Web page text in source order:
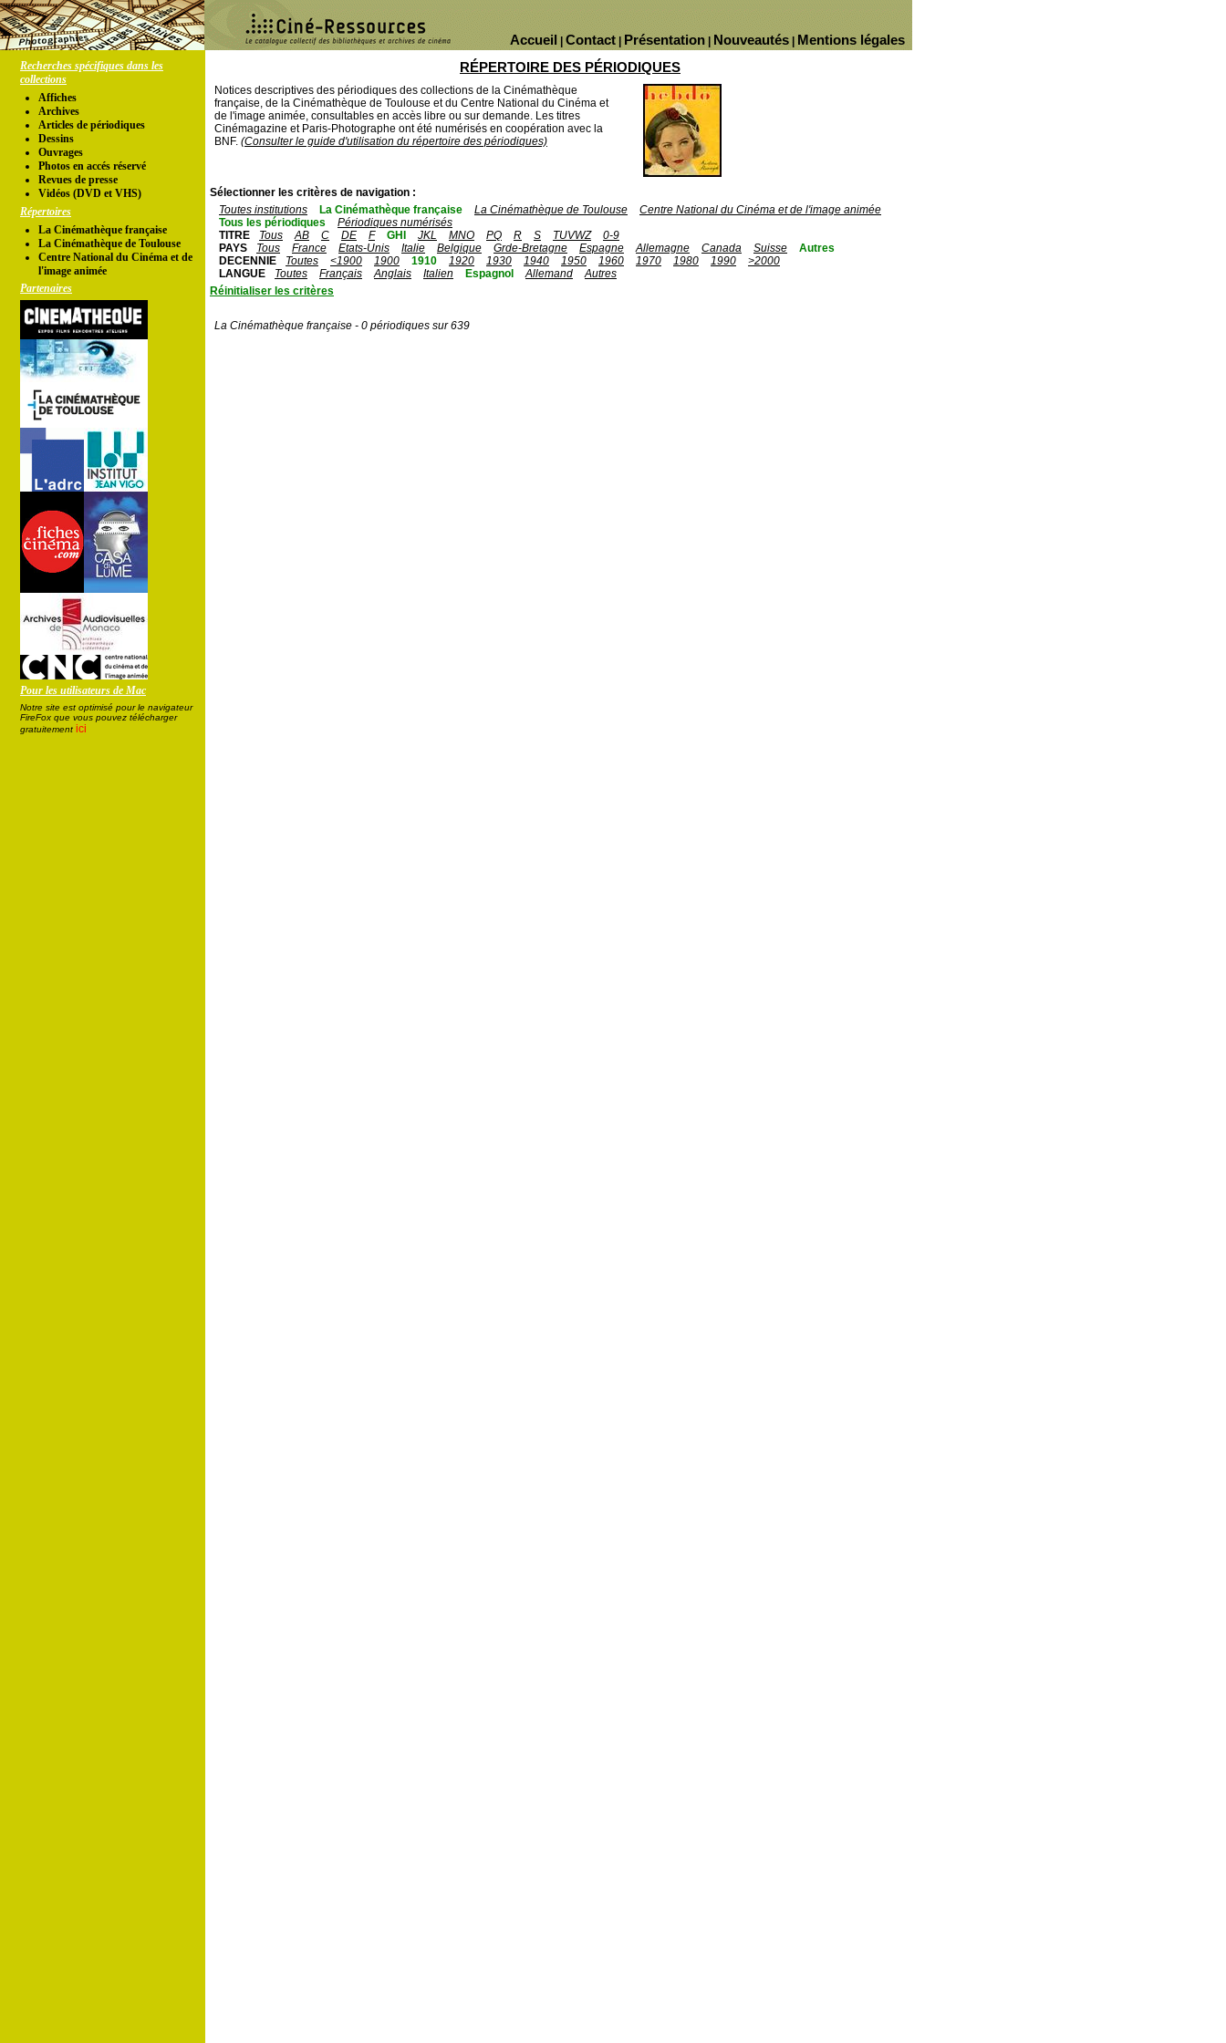
Mentions légales
Nouveautés
Présentation
Contact
Accueil
Recherches spécifiques dans les
collections
Affiches
Archives
Articles de périodiques
Dessins
Ouvrages
Photos en accés réservé
Revues de presse
Vidéos (DVD et VHS)
Répertoires
La Cinémathèque française
La Cinémathèque de Toulouse
Centre National du Cinéma et de
l'image animée
Partenaires
Pour les utilisateurs de Mac
Notre site est optimisé pour le navigateur
FireFox que vous pouvez télécharger
gratuitement ici
RÉPERTOIRE DES PÉRIODIQUES
Notices descriptives des périodiques des collections de la Cinémathèque
française, de la Cinémathèque de Toulouse et du Centre National du Cinéma et
de l'image animée, consultables en accès libre ou sur demande. Les titres
Cinémagazine et Paris-Photographe ont été numérisés en coopération avec la
BNF. (Consulter le guide d'utilisation du répertoire des périodiques)
Sélectionner les critères de navigation :
Toutes institutions
La Cinémathèque française La Cinémathèque de Toulouse
Centre National du Cinéma et de l'image animée
Tous les périodiques
Périodiques numérisés
TITRE
Tous AB C DE F GHI JKL MNO PQ R S TUVWZ
0-9
PAYS
Tous France Etats-Unis Italie Belgique Grde-Bretagne Espagne Allemagne Canada Suisse
Autres
DECENNIE
Toutes <1900 1900 1910 1920 1930 1940 1950 1960 1970 1980 1990
>2000
LANGUE
Toutes Français Anglais Italien Espagnol Allemand
Autres
Réinitialiser les critères
La Cinémathèque française - 0 périodiques sur 639